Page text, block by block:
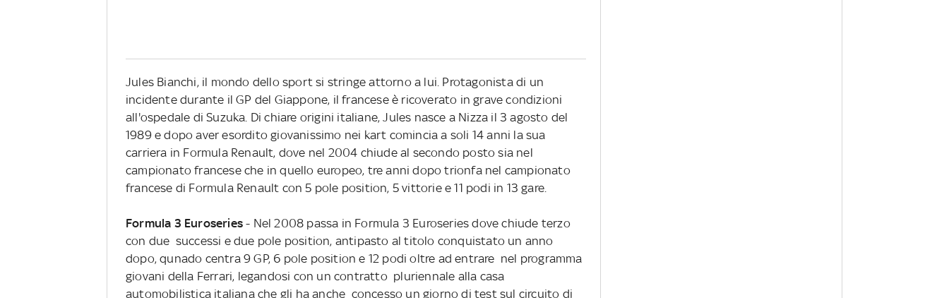
Jules Bianchi, il mondo dello sport si stringe attorno a lui. Protagonista di un
incidente durante il GP del Giappone, il francese è ricoverato in grave condizioni
all'ospedale di Suzuka. Di chiare origini italiane, Jules nasce a Nizza il 3 agosto del
1989 e dopo aver esordito giovanissimo nei kart comincia a soli 14 anni la sua
carriera in Formula Renault, dove nel 2004 chiude al secondo posto sia nel
campionato francese che in quello europeo, tre anni dopo trionfa nel campionato
francese di Formula Renault con 5 pole position, 5 vittorie e 11 podi in 13 gare.
Formula 3 Euroseries- Nel 2008 passa in Formula 3 Euroseries dove chiude terzo
con due successi e due pole position, antipasto al titolo conquistato un anno
dopo, qunado centra 9 GP, 6 pole position e 12 podi oltre ad entrare nel programma
giovani della Ferrari, legandosi con un contratto pluriennale alla casa
automobilistica italiana che gli ha anche concesso un giorno di test sul circuito di